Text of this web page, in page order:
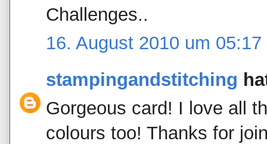
Challenges..
16. August 2010 um 05:17
stampingandstitching
Gorgeous card! I love all
colours too! Thanks for